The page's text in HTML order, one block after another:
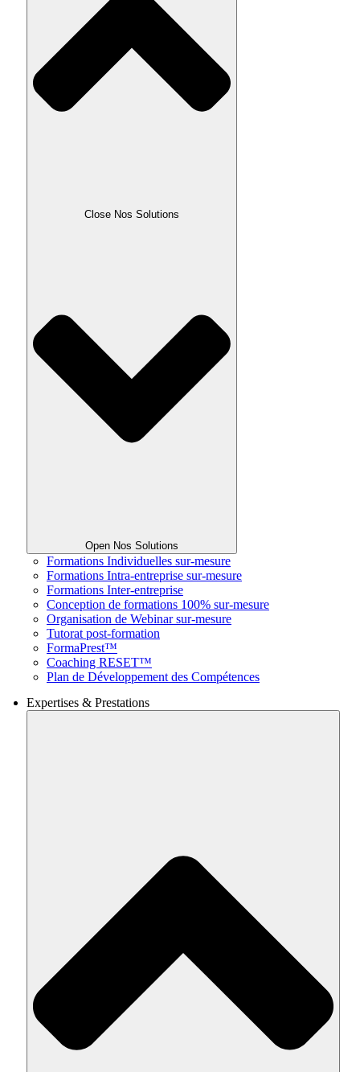
Close Nos Solutions
Open Nos Solutions
Formations Individuelles sur-mesure
Formations Intra-entreprise sur-mesure
Formations Inter-entreprise
Conception de formations 100% sur-mesure
Organisation de Webinar sur-mesure
Tutorat post-formation
FormaPrest™
Coaching RESET™
Plan de Développement des Compétences
Expertises & Prestations